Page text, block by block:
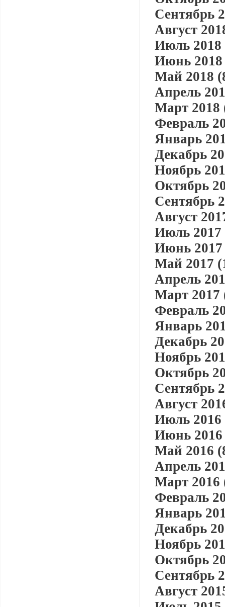
Сентябрь
Август
Июль 2018
Июнь 2018
Май 2018
Апрель
Март 2018
Февраль
Январь
Декабрь
Ноябрь
Октябрь
Сентябрь
Август
Июль 2017
Июнь 2017
Май 2017
Апрель
Март 2017
Февраль
Январь
Декабрь
Ноябрь
Октябрь
Сентябрь
Август
Июль 2016
Июнь 2016
Май 2016
Апрель
Март 2016
Февраль
Январь
Декабрь
Ноябрь
Октябрь
Сентябрь
Август